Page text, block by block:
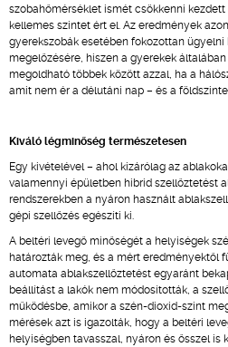
szobahőmérséklet ismét csökkenni
kellemes szintet ért el. Az eredmények
gyerekszobák esetében fokozottan
megelőzésére, hiszen a gyerekek
megoldható többek között azzal, ha a
amit nem ér a délutáni nap – és a
Kiváló légminőség természetesen
Egy kivételével – ahol kizárólag az
valamennyi épületben hibrid szellőztetést
rendszerekben a nyáron használt
gépi szellőzés egészíti ki.
A beltéri levegő minőségét a helyiségek
határozták meg, és a mért eredményektől
automata ablakszellőztetést egyaránt
beállítást a lakók nem módosították, a
működésbe, amikor a szén-dioxid-szint
mérések azt is igazolták, hogy a beltéri
helyiségben tavasszal, nyáron és ősszel is